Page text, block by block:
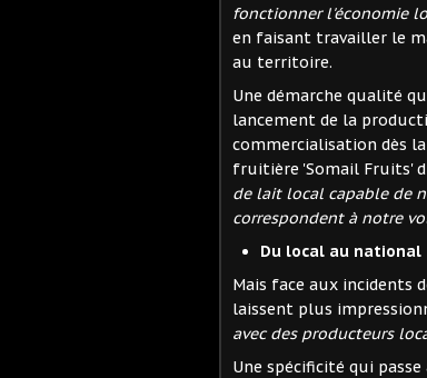
fonctionner l'économie
en faisant travailler le
au territoire.
Une démarche qualité
lancement de la
commercialisation dès
fruitière 'Somail Fruits'
de lait local capable de
correspondent à notre
Du local au national
Mais face aux incidents
laissent plus
avec des producteurs
Une spécificité qui